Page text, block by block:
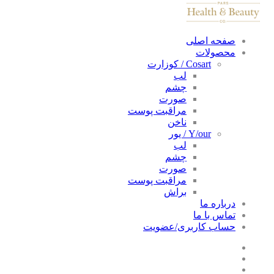
صفحه اصلی
محصولات
Cosart / کوزارت
لب
چشم
صورت
مراقبت پوست
ناخن
Y/our / یور
لب
چشم
صورت
مراقبت پوست
براش
درباره ما
تماس با ما
حساب کاربری/عضویت